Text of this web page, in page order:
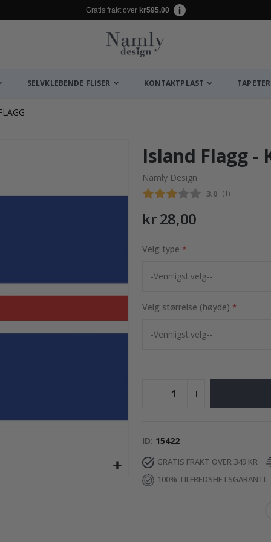
Gratis frakt over kr595.00
SELVKLEBENDE FLISER KONTAKTPLAST TAPETER
95,00 Kr
Island Flagg -
Namly Design
3.0 (stemmer:
1 )
kr 28,00
Velg type
Velg størrelse (høyde)
ID 15422
GRATIS FRAKT OVER 349 KR
100% TILFREDSHETSGARANTI